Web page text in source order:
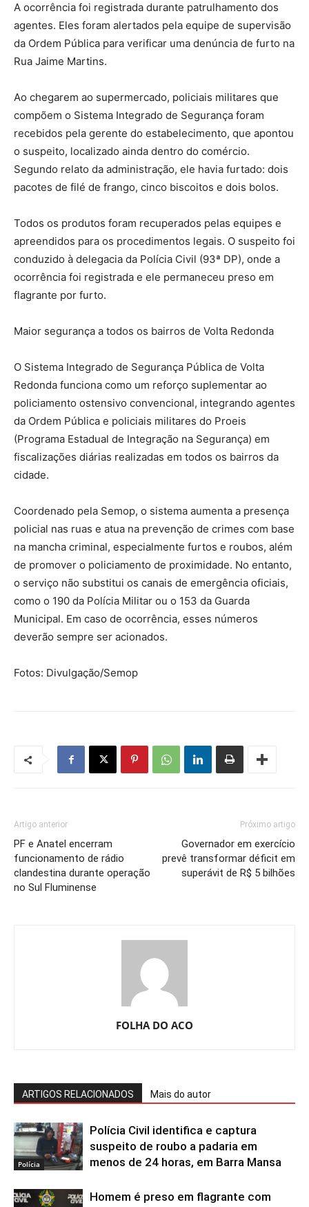
A ocorrência foi registrada durante patrulhamento dos
agentes. Eles foram alertados pela equipe de supervisão
da Ordem Pública para verificar uma denúncia de furto na
Rua Jaime Martins.
Ao chegarem ao supermercado, policiais militares que
compõem o Sistema Integrado de Segurança foram
recebidos pela gerente do estabelecimento, que apontou
o suspeito, localizado ainda dentro do comércio.
Segundo relato da administração, ele havia furtado: dois
pacotes de filé de frango, cinco biscoitos e dois bolos.
Todos os produtos foram recuperados pelas equipes e
apreendidos para os procedimentos legais. O suspeito foi
conduzido à delegacia da Polícia Civil (93ª DP), onde a
ocorrência foi registrada e ele permaneceu preso em
flagrante por furto.
Maior segurança a todos os bairros de Volta Redonda
O Sistema Integrado de Segurança Pública de Volta
Redonda funciona como um reforço suplementar ao
policiamento ostensivo convencional, integrando agentes
da Ordem Pública e policiais militares do Proeis
(Programa Estadual de Integração na Segurança) em
fiscalizações diárias realizadas em todos os bairros da
cidade.
Coordenado pela Semop, o sistema aumenta a presença
policial nas ruas e atua na prevenção de crimes com base
na mancha criminal, especialmente furtos e roubos, além
de promover o policiamento de proximidade. No entanto,
o serviço não substitui os canais de emergência oficiais,
como o 190 da Polícia Militar ou o 153 da Guarda
Municipal. Em caso de ocorrência, esses números
deverão sempre ser acionados.
Fotos: Divulgação/Semop
Artigo anterior
PF e Anatel encerram
funcionamento de rádio
clandestina durante operação
no Sul Fluminense
Próximo artigo
Governador em exercício
prevê transformar déficit em
superávit de R$ 5 bilhões
FOLHA DO ACO
ARTIGOS RELACIONADOS Mais do autor
Polícia
Polícia Civil identifica e captura
suspeito de roubo a padaria em
menos de 24 horas, em Barra Mansa
Homem é preso em flagrante com